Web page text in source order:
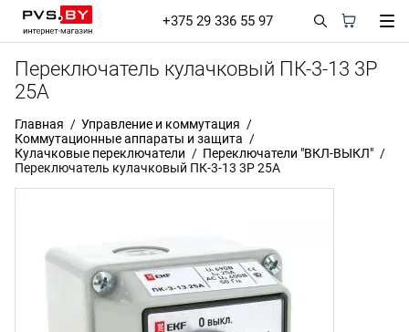
+375 29 336 55 97
Переключатель кулачковый ПК-3-13 3P
25А
Главная
Управление и коммутация
Коммутационные аппараты и защита
Кулачковые переключатели
Переключатели "ВКЛ-ВЫКЛ"
Переключатель кулачковый ПК-3-13 3P 25А